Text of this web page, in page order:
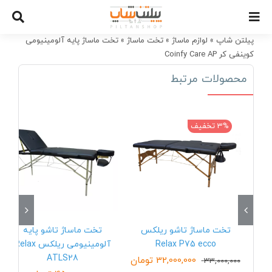
contentپیلتن شاپ » لوازم ماساژ » تخت ماساژ » تخت ماساژ پایه آلومینیومی
کوینفی کر Coinfy Care AP
محصولات مرتبط
3% تخفیف
تخت ماساژ تاشو ریلکس
Relax P75 ecco
33,000,000
قیمت
32,000,000 تومان
قیمت
تخت ماساژ تاشو پایه
آلومینیومی ریلکس Relax
ATLS28